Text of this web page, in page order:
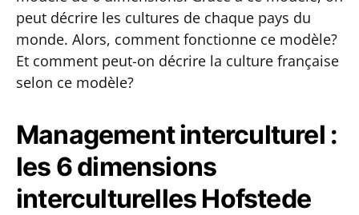
peut décrire les cultures de chaque pays du
monde. Alors, comment fonctionne ce modèle?
Et comment peut-on décrire la culture française
selon ce modèle?
Management interculturel :
les 6 dimensions
interculturelles Hofstede